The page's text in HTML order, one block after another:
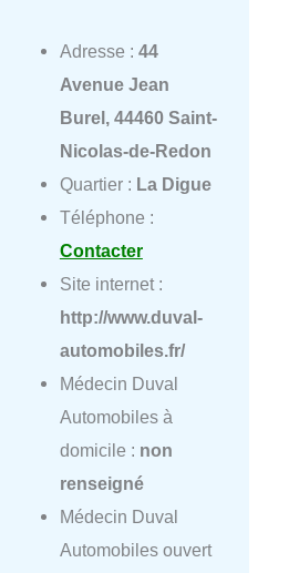
Adresse : 44
Avenue Jean
Burel, 44460 Saint-
Nicolas-de-Redon
Quartier : La Digue
Téléphone :
Contacter
Site internet :
http://www.duval-
automobiles.fr/
Médecin Duval
Automobiles à
domicile : non
renseigné
Médecin Duval
Automobiles ouvert